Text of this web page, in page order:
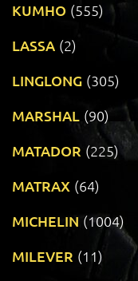
KUMHO (555)
LASSA (2)
LINGLONG (305)
MARSHAL (90)
MATADOR (225)
MATRAX (64)
MICHELIN (1004)
MILEVER (11)